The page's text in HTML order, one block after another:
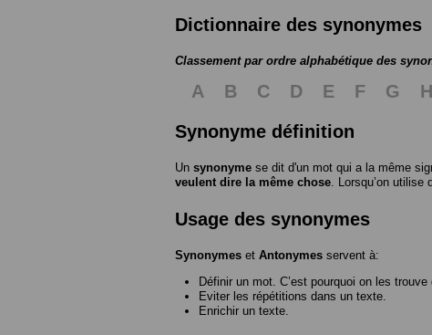
Dictionnaire des synonymes
Classement par ordre alphabétique des
A B C D E F G H
Synonyme définition
Un synonyme se dit d'un mot qui a la même
veulent dire la même chose . Lorsqu’on utilise
Usage des synonymes
Synonymes et Antonymes servent à:
Définir un mot. C’est pourquoi on les
Eviter les répétitions dans un texte.
Enrichir un texte.